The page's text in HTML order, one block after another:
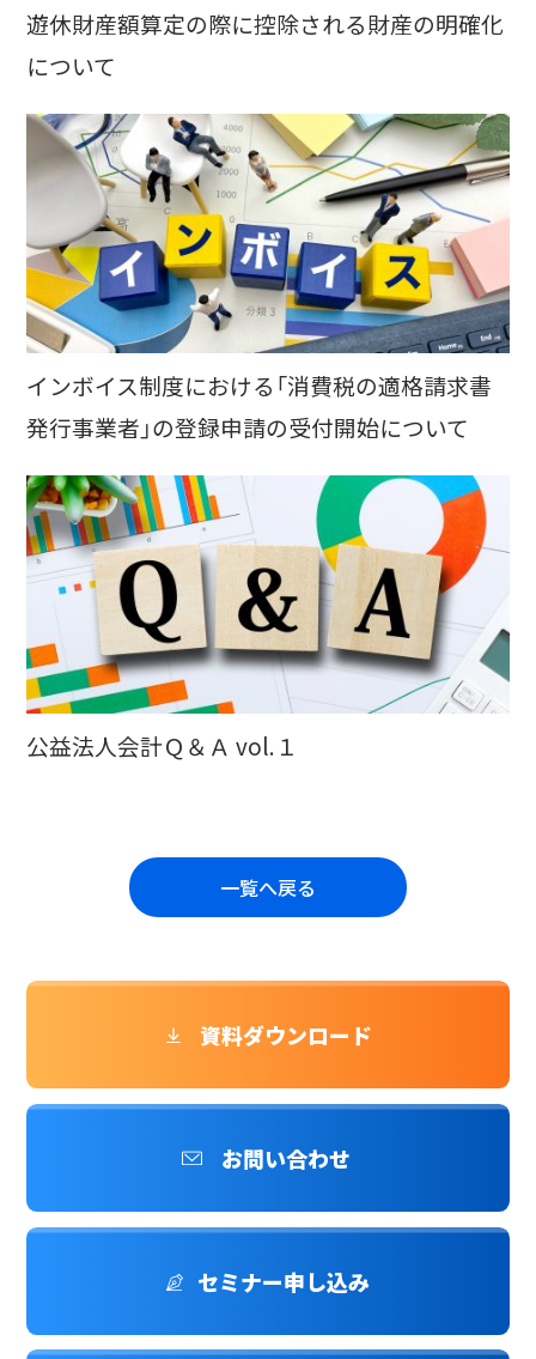
遊休財産額算定の際に控除される財産の明確化
について
インボイス制度における「消費税の適格請求書
発行事業者」の登録申請の受付開始について
公益法人会計Ｑ＆Ａ vol.１
一覧へ戻る
資料ダウンロード
お問い合わせ
セミナー申し込み